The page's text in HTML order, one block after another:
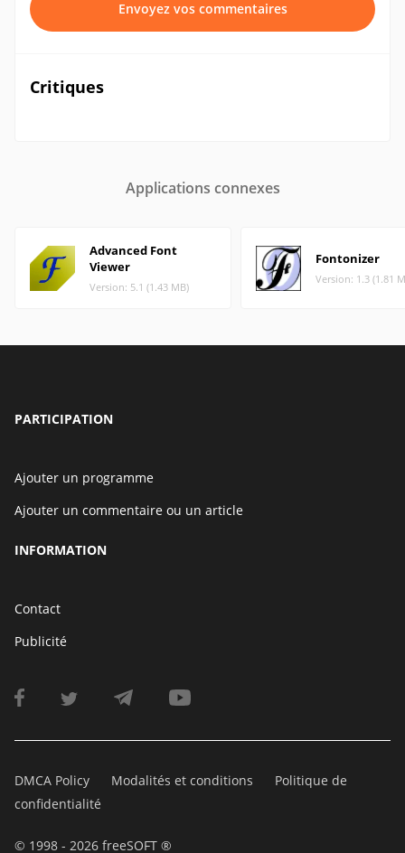
Envoyez vos commentaires
Critiques
Applications connexes
Advanced Font
Viewer
Version: 5.1 (1.43 MB)
Fontonizer
Version: 1.3 (1.81
PARTICIPATION
Ajouter un programme
Ajouter un commentaire ou un article
INFORMATION
Contact
Publicité
DMCA Policy Modalités et conditions
Politique de
confidentialité
© 1998 - 2026 freeSOFT ®